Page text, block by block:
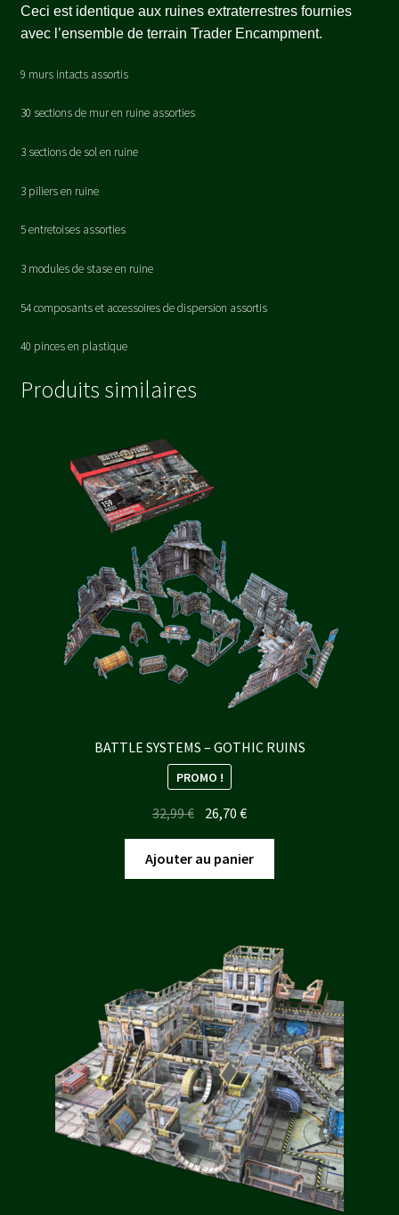
Ceci est identique aux ruines extraterrestres fournies
avec l’ensemble de terrain Trader Encampment.
9 murs intacts assortis
30 sections de mur en ruine assorties
3 sections de sol en ruine
3 piliers en ruine
5 entretoises assorties
3 modules de stase en ruine
54 composants et accessoires de dispersion assortis
40 pinces en plastique
Produits similaires
BATTLE SYSTEMS – GOTHIC RUINS
PROMO !
32,99€ Le
prix
initial
était :
26,70€Le
prix
actuel
est :
Ajouter au panier